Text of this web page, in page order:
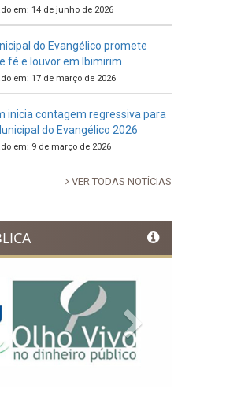
em: 14 de junho de 2026
do Evangélico promete
fé e louvor em Ibimirim
em: 17 de março de 2026
inicia contagem regressiva para
do Evangélico 2026
em: 9 de março de 2026
VER TODAS NOTÍCIAS